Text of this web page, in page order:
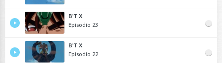
B'T X
Episodio 23
B'T X
Episodio 22